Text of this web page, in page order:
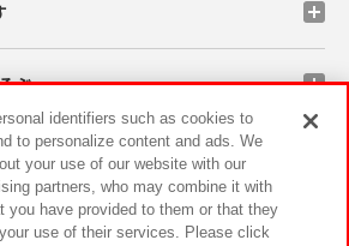
ぶ
ーン
identifiers such as cookies to
to personalize content and ads. We
your use of our website with our
partners, who may combine it with
you have provided to them or that they
use of their services. Please click